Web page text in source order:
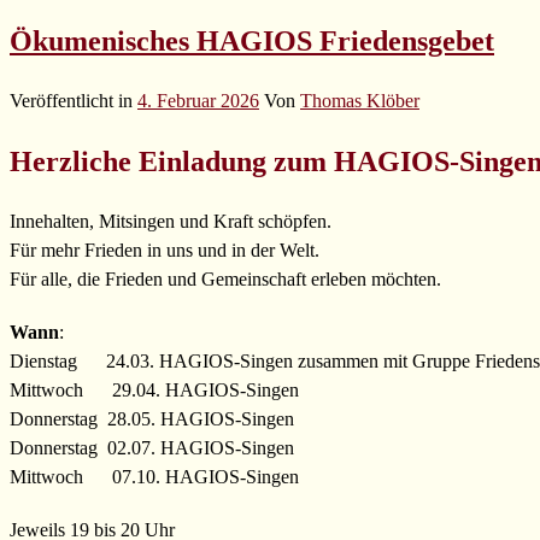
Ökumenisches HAGIOS Friedensgebet
Veröffentlicht in 4. Februar 2026 Von Thomas Klöber
Herzliche Einladung zum HAGIOS-
Innehalten, Mitsingen und Kraft schöpfen.
Für mehr Frieden in uns und in der Welt.
Für alle, die Frieden und Gemeinschaft erleben möchten.
Wann:
Dienstag 24.03. HAGIOS-Singen zusammen mit Gruppe
Mittwoch 29.04. HAGIOS-Singen
Donnerstag 28.05. HAGIOS-Singen
Donnerstag 02.07. HAGIOS-Singen
Mittwoch 07.10. HAGIOS-Singen
Jeweils 19 bis 20 Uhr